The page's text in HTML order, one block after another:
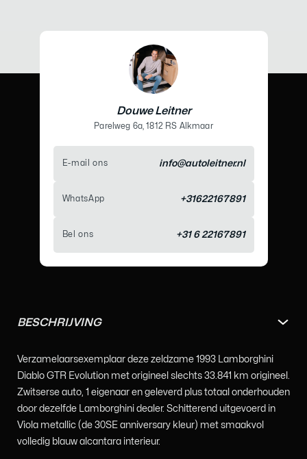
Douwe Leitner
Parelweg 6a, 1812 RS Alkmaar
E-mail ons info@autoleitner.nl
WhatsApp +31622167891
Bel ons +31 6 22167891
BESCHRIJVING
Verzamelaarsexemplaar deze zeldzame 1993 Lamborghini
Diablo GTR Evolution met origineel slechts 33.841 km origineel.
Zwitserse auto, 1 eigenaar en geleverd plus totaal onderhouden
door dezelfde Lamborghini dealer. Schitterend uitgevoerd in
Viola metallic (de 30SE anniversary kleur) met smaakvol
volledig blauw alcantara interieur.